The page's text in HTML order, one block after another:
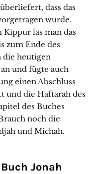
dass das
wurde.
Kippur las man das
zum Ende des
die heutigen
an und fügte auch
einen Abschluss
und die Haftarah des
des Buches
noch die
und Michah.
Jonah